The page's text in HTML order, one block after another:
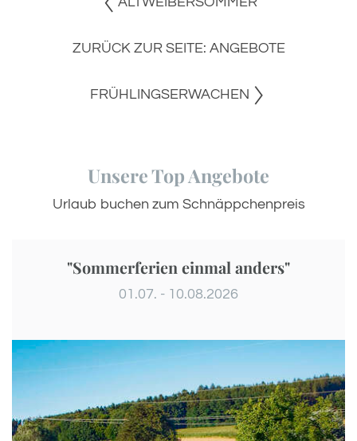
ZURÜCK ZUR SEITE: ANGEBOTE
FRÜHLINGSERWACHEN
Unsere Top Angebote
Urlaub buchen zum Schnäppchenpreis
"Sommerferien einmal anders"
01.07. - 10.08.2026